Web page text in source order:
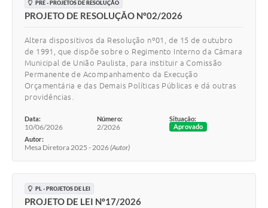
PRE - PROJETOS DE RESOLUÇÃO
PROJETO DE RESOLUÇÃO Nº02/2026
Altera dispositivos da Resolução nº01, de 15 de outubro
de 1991, que dispõe sobre o Regimento Interno da Câmara
Municipal de União Paulista, para instituir a Comissão
Permanente de Acompanhamento da Execução
Orçamentária e das Demais Políticas Públicas e dá outras
providências.
Data:
10/06/2026
Número:
2/2026
Situação:
Aprovado
Autor:
Mesa Diretora 2025 - 2026(Autor)
PL - PROJETOS DE LEI
PROJETO DE LEI Nº17/2026